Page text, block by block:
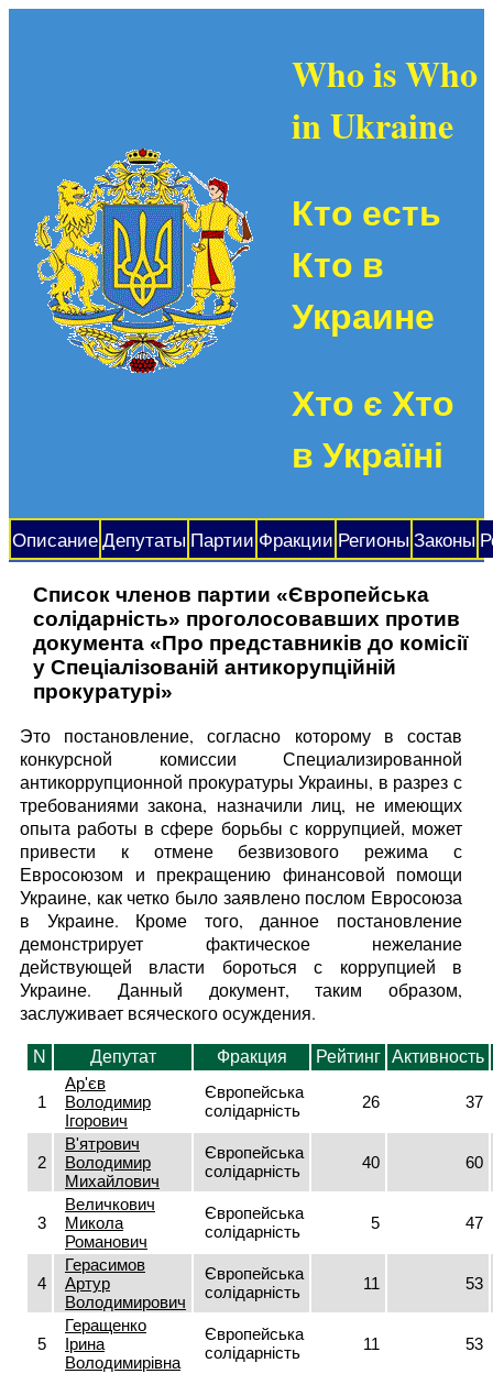
Who is Who
in Ukraine
Кто есть
Кто в
Украине
Хто є Хто
в Україні
Описание Депутаты Партии Фракции Регионы Законы
Список членов партии «Європейська
солідарність» проголосовавших против
документа «Про представників до комісії
у Спеціалізованій антикорупційній
прокуратурі»
Это постановление, согласно которому в состав
конкурсной комиссии Специализированной
антикоррупционной прокуратуры Украины, в разрез с
требованиями закона, назначили лиц, не имеющих
опыта работы в сфере борьбы с коррупцией, может
привести к отмене безвизового режима с
Евросоюзом и прекращению финансовой помощи
Украине, как четко было заявлено послом Евросоюза
в Украине. Кроме того, данное постановление
демонстрирует фактическое нежелание
действующей власти бороться с коррупцией в
Украине. Данный документ, таким образом,
заслуживает всяческого осуждения.
N Депутат Фракция Рейтинг Активность
1
Ар'єв
Володимир
Ігорович
Європейська
солідарність
26 37
2
В'ятрович
Володимир
Михайлович
Європейська
солідарність
40 60
3
Величкович
Микола
Романович
Європейська
солідарність
5 47
4
Герасимов
Артур
Володимирович
Європейська
солідарність
11 53
5
Геращенко
Ірина
Володимирівна
Європейська
солідарність
11 53